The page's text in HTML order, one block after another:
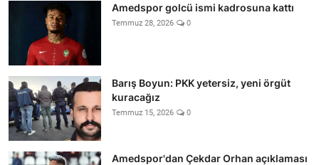
Amedspor golcü ismi kadrosuna kattı
Temmuz 28, 2026 0
Barış Boyun: PKK yetersiz, yeni örgüt
kuracağız
Temmuz 15, 2026 0
Amedspor'dan Çekdar Orhan açıklaması